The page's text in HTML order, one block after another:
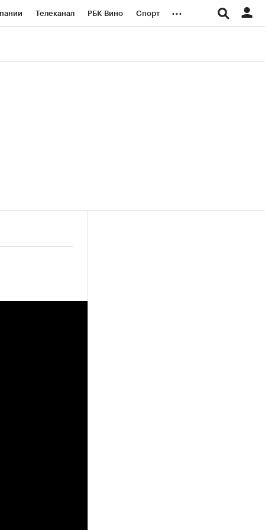
Телеканал РБК Вино Спорт ...